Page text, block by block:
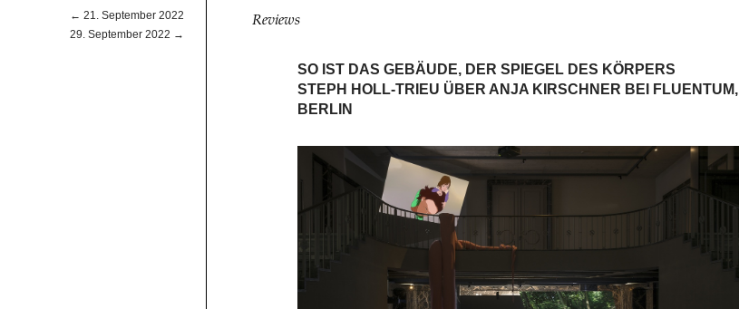
← 21. September 2022
29. September 2022 →
Reviews
SO IST DAS GEBÄUDE, DER SPIEGEL DES KÖRPERS
STEPH HOLL-TRIEU ÜBER ANJA KIRSCHNER BEI FLUENTUM,
BERLIN